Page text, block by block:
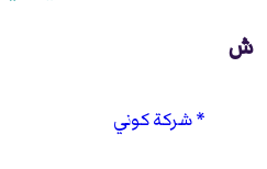
ش
شركة كوني